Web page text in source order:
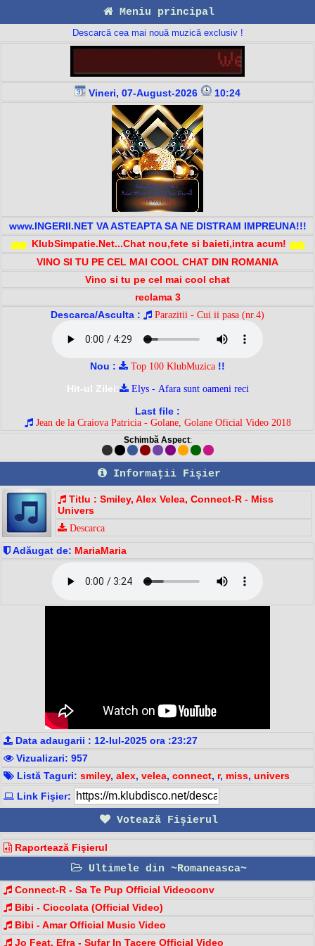
Meniu principal
Descarcă cea mai nouă muzică exclusiv !
Vineri, 07-August-2026 10:24
www.INGERII.NET VA ASTEAPTA SA NE DISTRAM IMPREUNA!!!
KlubSimpatie.Net...Chat nou,fete si baieti,intra acum!
VINO SI TU PE CEL MAI COOL CHAT DIN ROMANIA
Vino si tu pe cel mai cool chat
reclama 3
Descarca/Asculta :
Parazitii - Cui ii pasa (nr.4)
Nou : Top 100 KlubMuzica !!
Hit-ul Zilei:
Elys - Afara sunt oameni reci
Last file :
Jean de la Craiova Patricia - Golane, Golane Oficial Video 2018
Schimbă Aspect:
Informaţii Fişier
Titlu : Smiley, Alex Velea, Connect-R - Miss
Univers
Descarca
Adăugat de: MariaMaria
Data adaugarii : 12-Iul-2025 ora :23:27
Vizualizari: 957
Listă Taguri: smiley, alex, velea, connect, r, miss, univers
Link Fişier:
Votează Fişierul
Raportează Fişierul
Ultimele din ~Romaneasca~
Connect-R - Sa Te Pup Official Videoconv
Bibi - Ciocolata (Official Video)
Bibi - Amar Official Music Video
Jo Feat. Efra - Sufar In Tacere Official Video